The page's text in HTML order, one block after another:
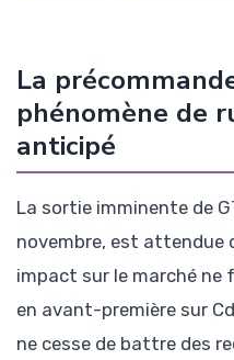
La
phénomène de
anticipé
La sortie imminente de
novembre, est attendue
impact sur le marché ne
en avant-première sur
ne cesse de battre des